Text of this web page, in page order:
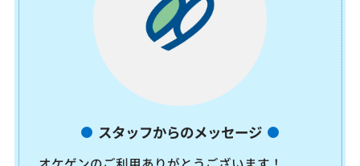
スタッフからのメッセージ